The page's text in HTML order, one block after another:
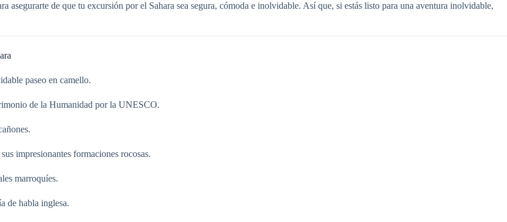
asegurarte de que tu excursión por el Sahara sea segura, cómoda e inolvidable. Así que, si estás listo para una aventura inolvidable,
paseo en camello.
de la Humanidad por la UNESCO.
impresionantes formaciones rocosas.
marroquíes.
de habla inglesa.